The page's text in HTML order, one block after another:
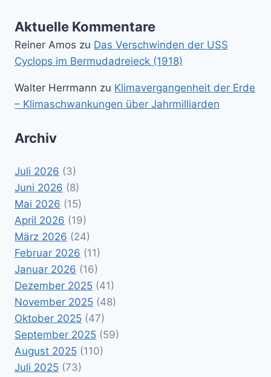
Aktuelle Kommentare
Reiner Amos zu Das Verschwinden der USS
Cyclops im Bermudadreieck (1918)
Walter Herrmann zu Klimavergangenheit der Erde
– Klimaschwankungen über Jahrmilliarden
Archiv
Juli 2026 (3)
Juni 2026 (8)
Mai 2026 (15)
April 2026 (19)
März 2026 (24)
Februar 2026 (11)
Januar 2026 (16)
Dezember 2025 (41)
November 2025 (48)
Oktober 2025 (47)
September 2025 (59)
August 2025 (110)
Juli 2025 (73)